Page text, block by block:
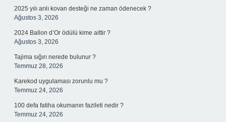
2025 yılı arılı kovan desteği ne zaman ödenecek ?
Ağustos 3, 2026
2024 Ballon d’Or ödülü kime aittir ?
Ağustos 3, 2026
Tajima sığırı nerede bulunur ?
Temmuz 28, 2026
Karekod uygulaması zorunlu mu ?
Temmuz 24, 2026
100 defa fatiha okumanın fazileti nedir ?
Temmuz 24, 2026